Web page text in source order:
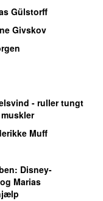
Gülstorff
Givskov
- ruller tungt
Muff
: Disney-
Marias